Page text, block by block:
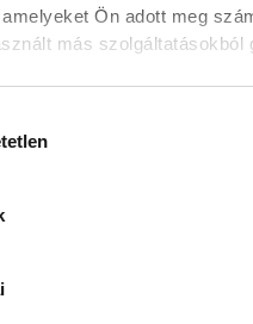
Ön adott meg
más szolgáltatásokból
a
csatlakozva
a veszprémi